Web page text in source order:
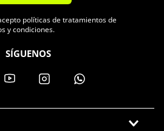
políticas de tratamientos de
y condiciones.
SÍGUENOS